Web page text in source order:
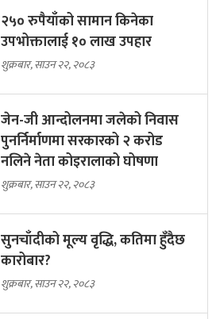
२५० रुपैयाँको सामान किनेका
उपभोक्तालाई १० लाख उपहार
शुक्रबार, साउन २२, २०८३
जेन-जी आन्दोलनमा जलेको निवास
पुनर्निर्माणमा सरकारको २ करोड
नलिने नेता कोइरालाको घोषणा
शुक्रबार, साउन २२, २०८३
सुनचाँदीको मूल्य वृद्धि, कतिमा हुँदैछ
कारोबार?
शुक्रबार, साउन २२, २०८३